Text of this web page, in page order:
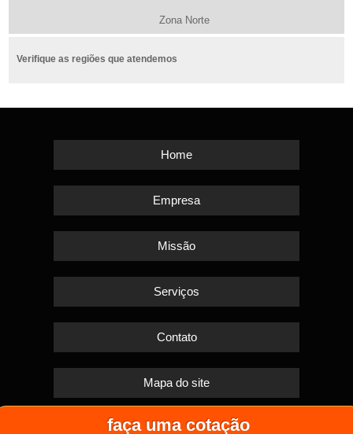
faça uma cotação
Zona Norte
Verifique as regiões que atendemos
Home
Empresa
Missão
Serviços
Contato
Mapa do site